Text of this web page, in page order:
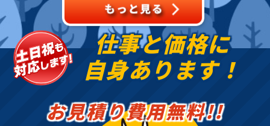
仕事と価格に
自身あります！
お見積り費用無料!!